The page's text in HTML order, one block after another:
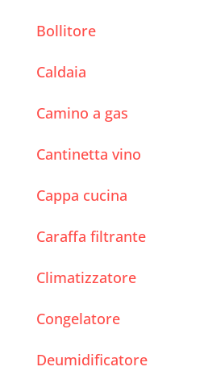
Bollitore
Caldaia
Camino a gas
Cantinetta vino
Cappa cucina
Caraffa filtrante
Climatizzatore
Congelatore
Deumidificatore